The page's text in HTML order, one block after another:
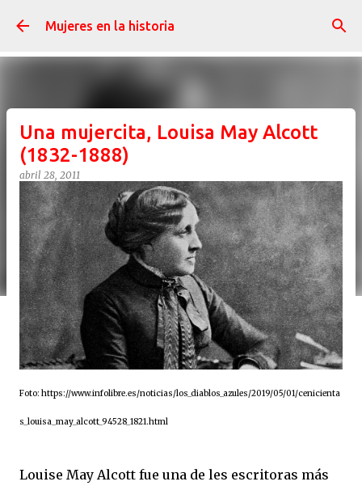
Ir al contenido principal
Mujeres en la historia
Una mujercita, Louisa May Alcott
(1832-1888)
abril 28, 2011
Foto: https://www.infolibre.es/noticias/los_diablos_azules/2019/05/01/cenicienta
s_louisa_may_alcott_94528_1821.html
Louise May Alcott fue una de les escritoras más